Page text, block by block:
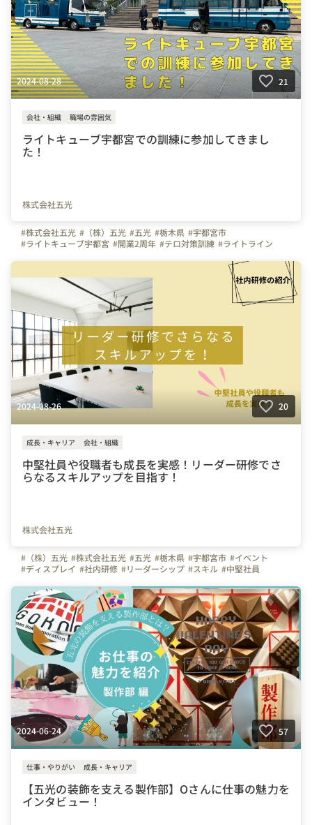
2024-08-28 21
会社・組織 職場の雰囲気
ライトキューブ宇都宮での訓練に参加してきまし
た！
株式会社五光
#株式会社五光 #（株）五光 #五光 #栃木県 #宇都宮市
#ライトキューブ宇都宮 #開業2周年 #テロ対策訓練 #ライトライン
2024-08-26 20
成長・キャリア 会社・組織
中堅社員や役職者も成長を実感！リーダー研修でさ
らなるスキルアップを目指す！
株式会社五光
#（株）五光 #株式会社五光 #五光 #栃木県 #宇都宮市 #イベント
#ディスプレイ #社内研修 #リーダーシップ #スキル #中堅社員
2024-06-24 57
仕事・やりがい 成長・キャリア
【五光の装飾を支える製作部】Oさんに仕事の魅力を
インタビュー！